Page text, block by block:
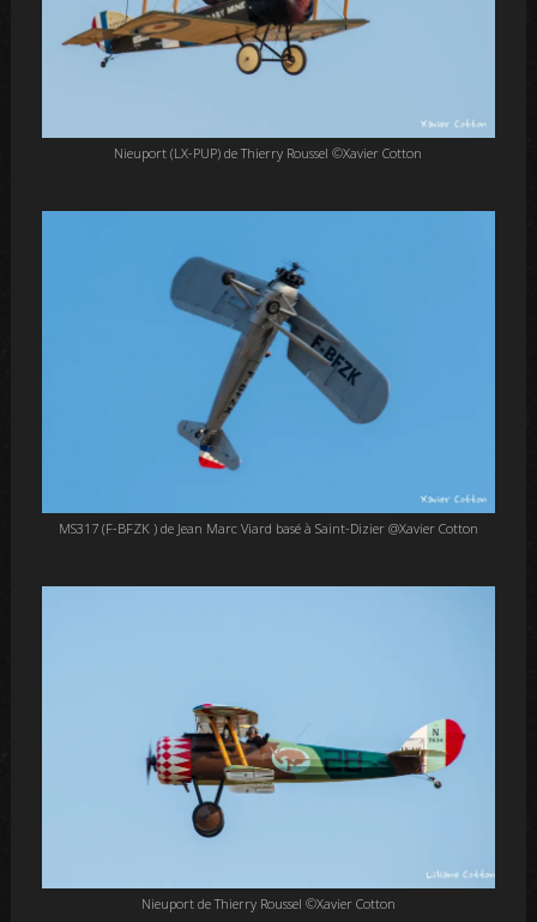
Nieuport (LX-PUP) de Thierry Roussel ©Xavier Cotton
MS317 (F-BFZK ) de Jean Marc Viard basé à Saint-Dizier @Xavier Cotton
Nieuport de Thierry Roussel ©Xavier Cotton